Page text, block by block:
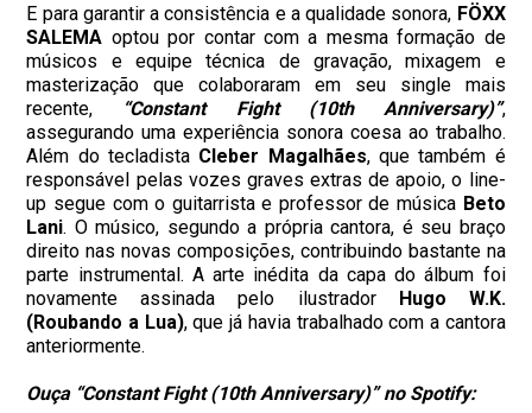
E para garantir a consistência e a qualidade sonora, FÖXX
SALEMA optou por contar com a mesma formação de
músicos e equipe técnica de gravação, mixagem e
masterização que colaboraram em seu single mais
recente, “Constant Fight (10th Anniversary)”,
assegurando uma experiência sonora coesa ao trabalho.
Além do tecladista Cleber Magalhães, que também é
responsável pelas vozes graves extras de apoio, o line-
up segue com o guitarrista e professor de música Beto
Lani. O músico, segundo a própria cantora, é seu braço
direito nas novas composições, contribuindo bastante na
parte instrumental. A arte inédita da capa do álbum foi
novamente assinada pelo ilustrador Hugo W.K.
(Roubando a Lua), que já havia trabalhado com a cantora
anteriormente.
Ouça “Constant Fight (10th Anniversary)” no Spotify: